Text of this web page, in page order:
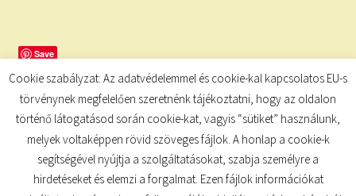
Save
Cookie szabályzat: Az adatvédelemmel és cookie-kal kapcsolatos EU-s
törvénynek megfelelően szeretnénk tájékoztatni, hogy az oldalon
történő látogatásod során cookie-kat, vagyis “sütiket” használunk,
melyek voltaképpen rövid szöveges fájlok. A honlap a cookie-k
segítségével nyújtja a szolgáltatásokat, szabja személyre a
hirdetéseket és elemzi a forgalmat. Ezen fájlok információkat